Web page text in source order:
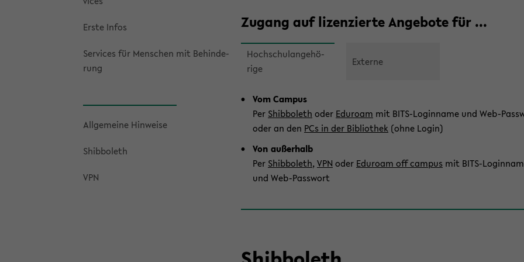
Erste Infos
Ser­vices für Men­schen mit Be­hin­de­
rung
All­ge­mei­ne Hin­wei­se
Shib­bo­leth
VPN
Zu­gang auf li­zen­zier­te An­ge­bo­te für ...
Hoch­schul­an­ge­hö­
ri­ge
Vom Cam­pus
Per Shib­bo­leth oder Edu­ro­am mit BITS-​Loginname und Web-​
oder an den PCs in der Bi­blio­thek (ohne Login)
Von au­ßer­halb
Per Shib­bo­leth,VPN oder Edu­ro­am off cam­pus mit BITS-​
und Web-​Passwort
Ex­ter­ne